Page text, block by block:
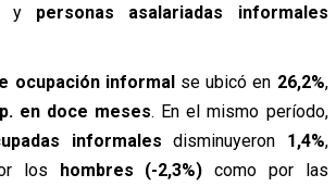
personas asalariadas informales
ocupación informalse ubicó en 26,2%,
en doce meses. En el mismo período,
informales disminuyeron 1,4%,
los hombres (-2,3%) como por las